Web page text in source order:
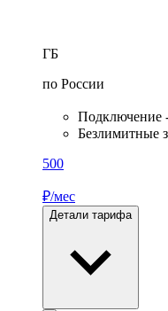
ГБ
по России
Подключение
Безлимитные
500
₽/мес
Детали тарифа